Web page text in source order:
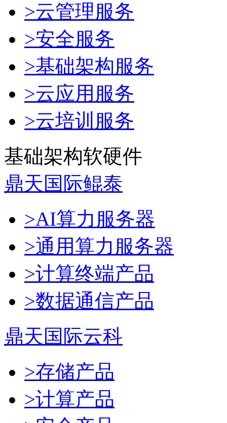
>云管理服务
>安全服务
>基础架构服务
>云应用服务
>云培训服务
基础架构软硬件
鼎天国际鲲泰
>AI算力服务器
>通用算力服务器
>计算终端产品
>数据通信产品
鼎天国际云科
>存储产品
>计算产品